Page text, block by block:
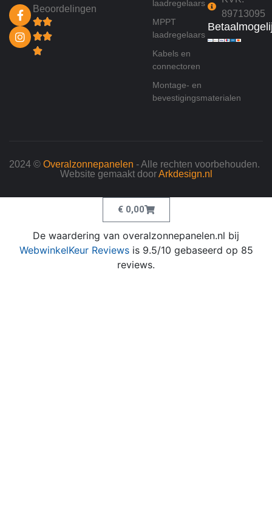
Beoordelingen
laadregelaars
MPPT
laadregelaars
Kabels en
connectoren
Montage- en
bevestigingsmaterialen
89713095
2024 © Overalzonnepanelen - Alle rechten voorbehouden.
Website gemaakt doorArkdesign.nl
€0,00
De waardering van overalzonnepanelen.nl bij
WebwinkelKeur Reviewsis 9.5/10 gebaseerd op 85
reviews.